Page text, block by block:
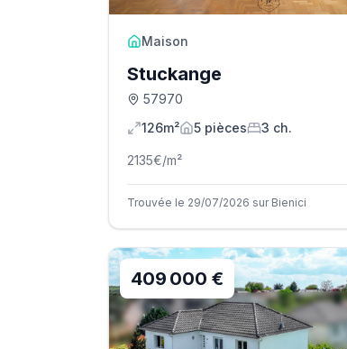
Maison
Stuckange
57970
126m²
5 pièces 3 ch.
2135€/m²
Trouvée le 29/07/2026 sur Bienici
409 000 €